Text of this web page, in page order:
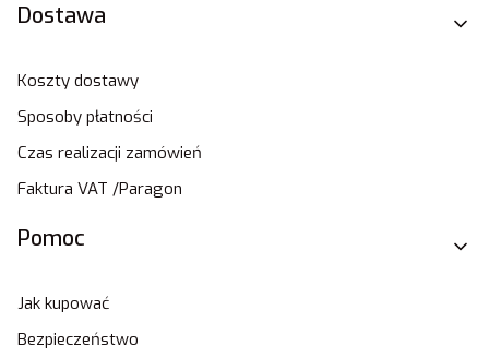
Dostawa
Koszty dostawy
Sposoby płatności
Czas realizacji zamówień
Faktura VAT /Paragon
Pomoc
Jak kupować
Bezpieczeństwo